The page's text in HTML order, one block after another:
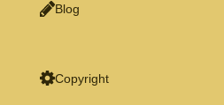
Blog
Copyright